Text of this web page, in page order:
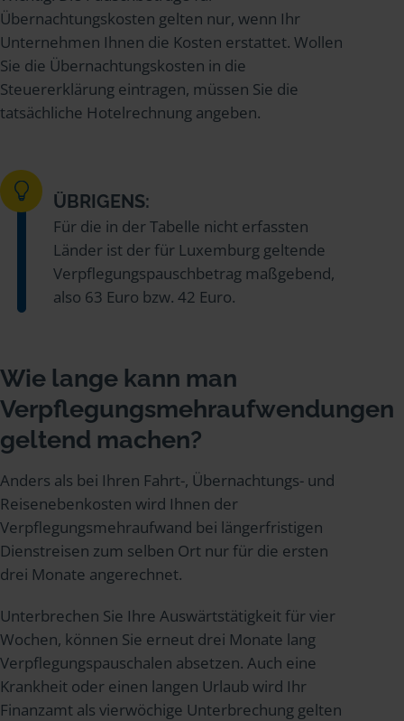
Übernachtungskosten gelten nur, wenn Ihr
Unternehmen Ihnen die Kosten erstattet. Wollen
Sie die Übernachtungskosten in die
Steuererklärung eintragen, müssen Sie die
tatsächliche Hotelrechnung angeben.
ÜBRIGENS:
Für die in der Tabelle nicht erfassten
Länder ist der für Luxemburg geltende
Verpflegungspauschbetrag maßgebend,
also 63 Euro bzw. 42 Euro.
Wie lange kann man
Verpflegungsmehraufwendungen
geltend machen?
Anders als bei Ihren Fahrt-, Übernachtungs- und
Reisenebenkosten wird Ihnen der
Verpflegungsmehraufwand bei längerfristigen
Dienstreisen zum selben Ort nur für die ersten
drei Monate angerechnet.
Unterbrechen Sie Ihre Auswärtstätigkeit für vier
Wochen, können Sie erneut drei Monate lang
Verpflegungspauschalen absetzen. Auch eine
Krankheit oder einen langen Urlaub wird Ihr
Finanzamt als vierwöchige Unterbrechung gelten